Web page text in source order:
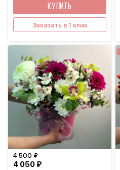
КУПИТЬ
Заказать в 1 клик
4 050 ₽
4 500 ₽